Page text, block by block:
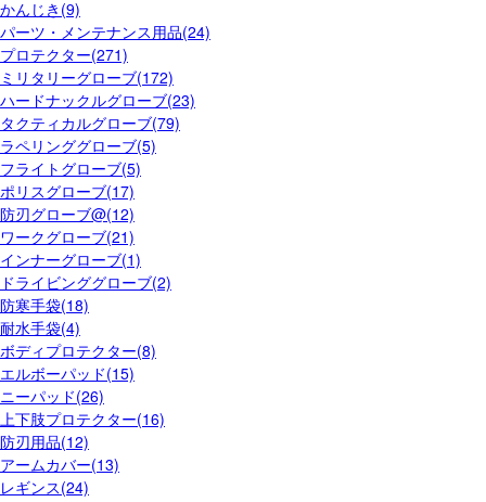
かんじき(9)
パーツ・メンテナンス用品(24)
プロテクター(271)
ミリタリーグローブ(172)
ハードナックルグローブ(23)
タクティカルグローブ(79)
ラペリンググローブ(5)
フライトグローブ(5)
ポリスグローブ(17)
防刃グローブ@(12)
ワークグローブ(21)
インナーグローブ(1)
ドライビンググローブ(2)
防寒手袋(18)
耐水手袋(4)
ボディプロテクター(8)
エルボーパッド(15)
ニーパッド(26)
上下肢プロテクター(16)
防刃用品(12)
アームカバー(13)
レギンス(24)